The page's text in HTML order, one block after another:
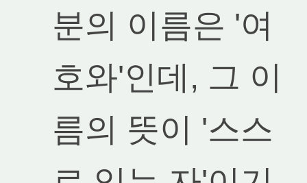
분의 이름은 '여
호와'인데, 그 이
름의 뜻이 '스스